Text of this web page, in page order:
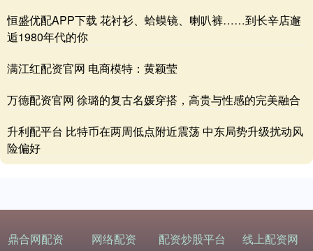
恒盛优配APP下载 花衬衫、蛤蟆镜、喇叭裤……到长辛店邂
逅1980年代的你
满江红配资官网 电商模特：黄颖莹
万德配资官网 徐璐的复古名媛穿搭，高贵与性感的完美融合
升利配平台 比特币在两周低点附近震荡 中东局势升级扰动风
险偏好
鼎合网配资 网络配资 配资炒股平台 线上配资网